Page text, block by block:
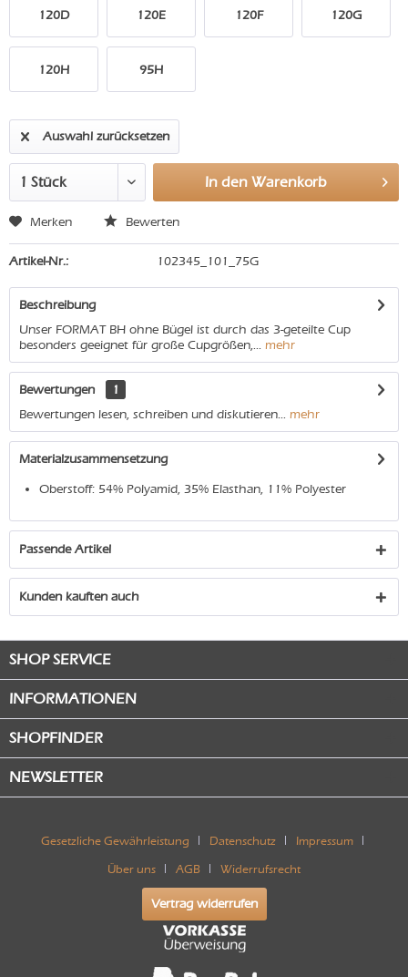
120D 120E 120F 120G
120H 95H
Auswahl zurücksetzen
In den Warenkorb
Merken Bewerten
Artikel-Nr.: 102345_101_75G
Beschreibung
Unser FORMAT BH ohne Bügel ist durch das 3-geteilte Cup
besonders geeignet für große Cupgrößen,... mehr
Bewertungen
1
Bewertungen lesen, schreiben und diskutieren... mehr
Materialzusammensetzung
Oberstoff: 54% Polyamid, 35% Elasthan, 11% Polyester
Passende Artikel
Kunden kauften auch
SHOP SERVICE
INFORMATIONEN
SHOPFINDER
NEWSLETTER
Gesetzliche Gewährleistung Datenschutz Impressum
Über uns AGB Widerrufsrecht
Vertrag widerrufen